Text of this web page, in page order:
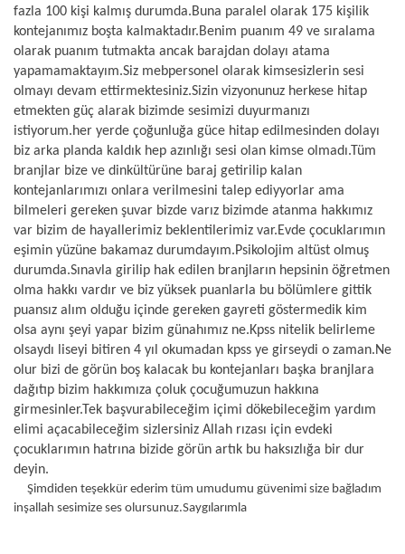
fazla 100 kişi kalmış durumda.Buna paralel olarak 175 kişilik
kontejanımız boşta kalmaktadır.Benim puanım 49 ve sıralama
olarak puanım tutmakta ancak barajdan dolayı atama
yapamamaktayım.Siz mebpersonel olarak kimsesizlerin sesi
olmayı devam ettirmektesiniz.Sizin vizyonunuz herkese hitap
etmekten güç alarak bizimde sesimizi duyurmanızı
istiyorum.her yerde çoğunluğa güce hitap edilmesinden dolayı
biz arka planda kaldık hep azınlığı sesi olan kimse olmadı.Tüm
branjlar bize ve dinkültürüne baraj getirilip kalan
kontejanlarımızı onlara verilmesini talep ediyyorlar ama
bilmeleri gereken şuvar bizde varız bizimde atanma hakkımız
var bizim de hayallerimiz beklentilerimiz var.Evde çocuklarımın
eşimin yüzüne bakamaz durumdayım.Psikolojim altüst olmuş
durumda.Sınavla girilip hak edilen branjların hepsinin öğretmen
olma hakkı vardır ve biz yüksek puanlarla bu bölümlere gittik
puansız alım olduğu içinde gereken gayreti göstermedik kim
olsa aynı şeyi yapar bizim günahımız ne.Kpss nitelik belirleme
olsaydı liseyi bitiren 4 yıl okumadan kpss ye girseydi o zaman.Ne
olur bizi de görün boş kalacak bu kontejanları başka branjlara
dağıtıp bizim hakkımıza çoluk çocuğumuzun hakkına
girmesinler.Tek başvurabileceğim içimi dökebileceğim yardım
elimi açacabileceğim sizlersiniz Allah rızası için evdeki
çocuklarımın hatrına bizide görün artık bu haksızlığa bir dur
deyin.
Şimdiden teşekkür ederim tüm umudumu güvenimi size bağladım
inşallah sesimize ses olursunuz.Saygılarımla